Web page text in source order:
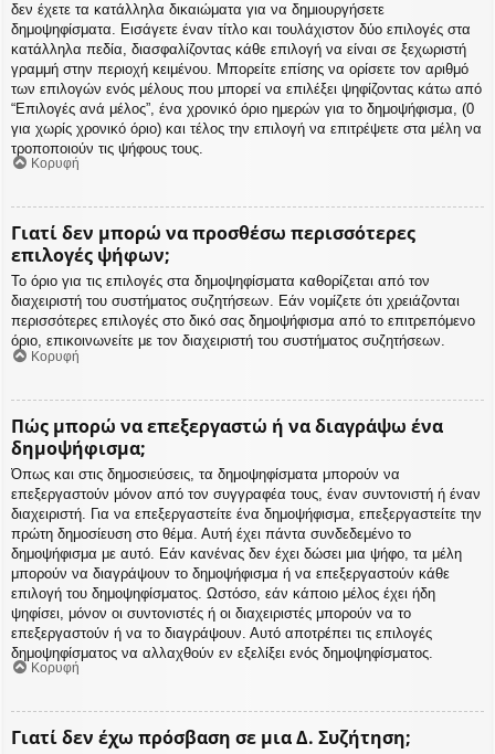
δεν έχετε τα κατάλληλα δικαιώματα για να δημιουργήσετε
δημοψηφίσματα. Εισάγετε έναν τίτλο και τουλάχιστον δύο επιλογές στα
κατάλληλα πεδία, διασφαλίζοντας κάθε επιλογή να είναι σε ξεχωριστή
γραμμή στην περιοχή κειμένου. Μπορείτε επίσης να ορίσετε τον αριθμό
των επιλογών ενός μέλους που μπορεί να επιλέξει ψηφίζοντας κάτω από
“Επιλογές ανά μέλος”, ένα χρονικό όριο ημερών για το δημοψήφισμα, (0
για χωρίς χρονικό όριο) και τέλος την επιλογή να επιτρέψετε στα μέλη να
τροποποιούν τις ψήφους τους.
Κορυφή
Γιατί δεν μπορώ να προσθέσω περισσότερες
επιλογές ψήφων;
Το όριο για τις επιλογές στα δημοψηφίσματα καθορίζεται από τον
διαχειριστή του συστήματος συζητήσεων. Εάν νομίζετε ότι χρειάζονται
περισσότερες επιλογές στο δικό σας δημοψήφισμα από το επιτρεπόμενο
όριο, επικοινωνείτε με τον διαχειριστή του συστήματος συζητήσεων.
Κορυφή
Πώς μπορώ να επεξεργαστώ ή να διαγράψω ένα
δημοψήφισμα;
Όπως και στις δημοσιεύσεις, τα δημοψηφίσματα μπορούν να
επεξεργαστούν μόνον από τον συγγραφέα τους, έναν συντονιστή ή έναν
διαχειριστή. Για να επεξεργαστείτε ένα δημοψήφισμα, επεξεργαστείτε την
πρώτη δημοσίευση στο θέμα. Αυτή έχει πάντα συνδεδεμένο το
δημοψήφισμα με αυτό. Εάν κανένας δεν έχει δώσει μια ψήφο, τα μέλη
μπορούν να διαγράψουν το δημοψήφισμα ή να επεξεργαστούν κάθε
επιλογή του δημοψηφίσματος. Ωστόσο, εάν κάποιο μέλος έχει ήδη
ψηφίσει, μόνον οι συντονιστές ή οι διαχειριστές μπορούν να το
επεξεργαστούν ή να το διαγράψουν. Αυτό αποτρέπει τις επιλογές
δημοψηφίσματος να αλλαχθούν εν εξελίξει ενός δημοψηφίσματος.
Κορυφή
Γιατί δεν έχω πρόσβαση σε μια Δ. Συζήτηση;